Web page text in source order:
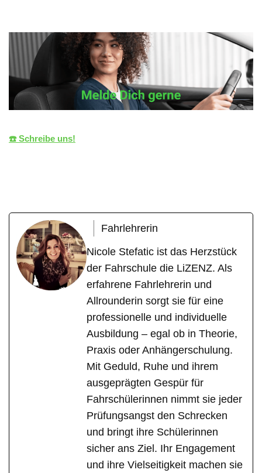
☎️ Schreibe uns!
Fahrlehrerin
Nicole Stefatic ist das Herzstück
der Fahrschule die LiZENZ. Als
erfahrene Fahrlehrerin und
Allrounderin sorgt sie für eine
professionelle und individuelle
Ausbildung – egal ob in Theorie,
Praxis oder Anhängerschulung.
Mit Geduld, Ruhe und ihrem
ausgeprägten Gespür für
Fahrschülerinnen nimmt sie jeder
Prüfungsangst den Schrecken
und bringt ihre Schülerinnen
sicher ans Ziel. Ihr Engagement
und ihre Vielseitigkeit machen sie